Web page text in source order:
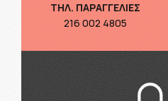
ΤΗΛ. ΠΑΡΑΓΓΕΛΙΕΣ
216 002 4805